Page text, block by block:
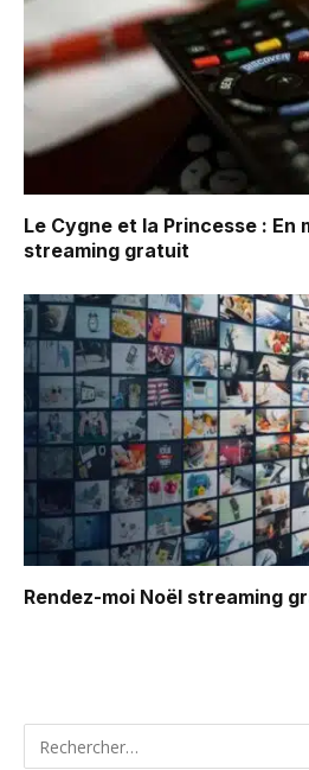
Le Cygne et la Princesse : En
streaming gratuit
Rendez-moi Noël streaming